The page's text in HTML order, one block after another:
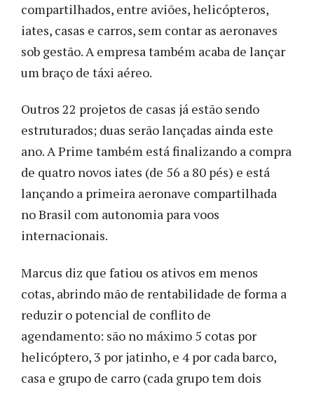
compartilhados, entre aviões, helicópteros,
iates, casas e carros, sem contar as aeronaves
sob gestão. A empresa também acaba de lançar
um braço de táxi aéreo.
Outros 22 projetos de casas já estão sendo
estruturados; duas serão lançadas ainda este
ano. A Prime também está finalizando a compra
de quatro novos iates (de 56 a 80 pés) e está
lançando a primeira aeronave compartilhada
no Brasil com autonomia para voos
internacionais.
Marcus diz que fatiou os ativos em menos
cotas, abrindo mão de rentabilidade de forma a
reduzir o potencial de conflito de
agendamento: são no máximo 5 cotas por
helicóptero, 3 por jatinho, e 4 por cada barco,
casa e grupo de carro (cada grupo tem dois